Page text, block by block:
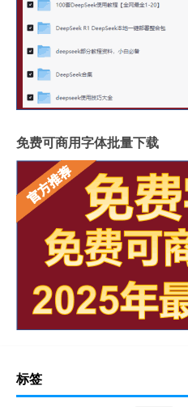
免费可商用字体批量下载
标签